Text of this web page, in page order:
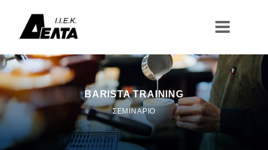
περιεχόμενο
BARISTA TRAINING
ΣΕΜΙΝΑΡΙΟ